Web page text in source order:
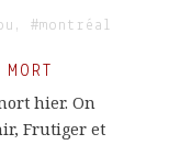
#montréal
hier. On
Frutiger et